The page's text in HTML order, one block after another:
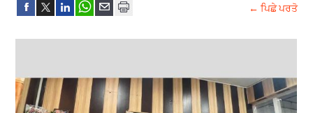
← ਪਿਛੇ ਪਰਤੋ